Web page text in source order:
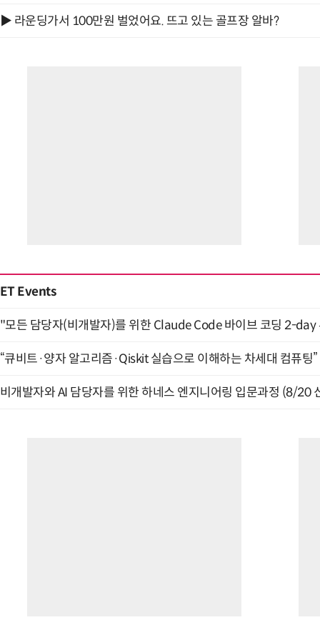
▶ 라운딩가서 100만원 벌었어요. 뜨고 있는 골프장 알바?
ET Events
"모든 담당자(비개발자)를 위한 Claude Code 바이브 코딩 2-
“큐비트·양자 알고리즘·Qiskit 실습으로 이해하는 차세대 컴퓨팅
비개발자와 AI 담당자를 위한 하네스 엔지니어링 입문과정 (8/20